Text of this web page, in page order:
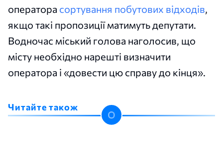
оператора сортування побутових відходів,
якщо такі пропозиції матимуть депутати.
Водночас міський голова наголосив, що
місту необхідно нарешті визначити
оператора і «довести цю справу до кінця».
Читайте також